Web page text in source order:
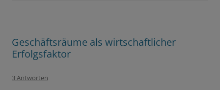
Geschäftsräume als wirtschaftlicher
Erfolgsfaktor
3 Antworten